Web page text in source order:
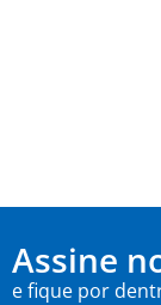
Assine
e fique por